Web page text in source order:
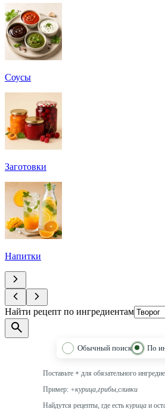
Соусы
Заготовки
Напитки
Найти рецепт по ингредиентам
Обычный поиск По
Поставьте + для обязательного
Пример: +курица,грибы,сливки
Найдутся рецепты, где есть курица и